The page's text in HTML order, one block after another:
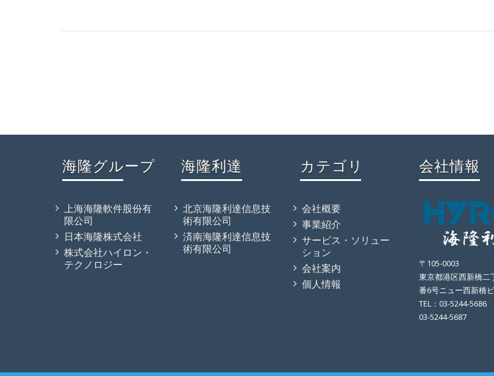
海隆グループ
上海海隆軟件股份有
限公司
日本海隆株式会社
株式会社ハイロン・
テクノロジー
海隆利達
北京海隆利達信息技
術有限公司
済南海隆利達信息技
術有限公司
カテゴリ
会社概要
事業紹介
サービス・ソリュー
ション
会社案内
個人情報
会社情報
〒105-0003
東京都港区西新橋二
番6号ニュー西新橋
TEL：03-5244-5686
03-5244-5687